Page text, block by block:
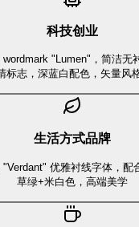
科技创业
"Lumen"，简洁无
标志，深蓝白配色，矢量风
生活方式品牌
优雅衬线字体，配
草绿+米白色，高端美学